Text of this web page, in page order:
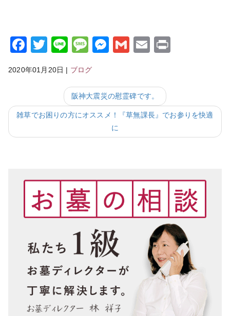
Facebook
Twitter
LineMessage
Messenger
GmailEmail
2020年01月20日 | ブログ
阪神大震災の慰霊碑です。
雑草でお困りの方にオススメ！『草無課長』でお参りを快適
に